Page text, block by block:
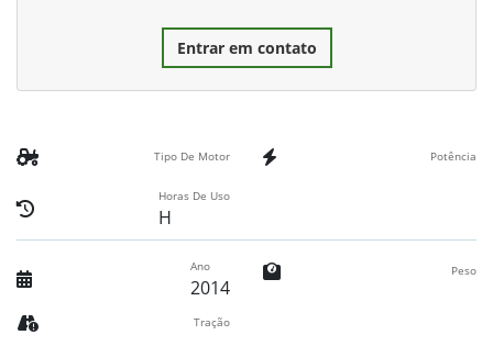
Entrar em contato
Tipo De Motor Potência
Horas De Uso
H
Ano
2014
Peso
Tração